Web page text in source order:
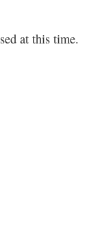
at this time.